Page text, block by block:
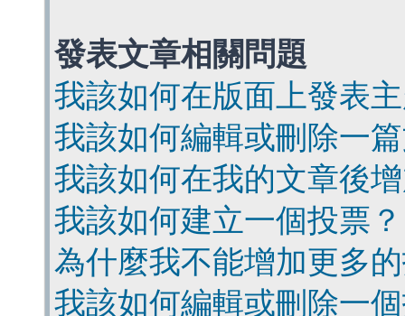
發表文章相關問題
我該如何在版面上發表
我該如何編輯或刪除一
我該如何在我的文章後
我該如何建立一個投票？
為什麼我不能增加更多
我該如何編輯或刪除一